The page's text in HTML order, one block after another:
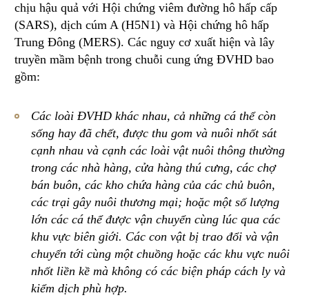
chịu hậu quả với Hội chứng viêm đường hô hấp cấp
(SARS), dịch cúm A (H5N1) và Hội chứng hô hấp
Trung Đông (MERS). Các nguy cơ xuất hiện và lây
truyền mầm bệnh trong chuỗi cung ứng ĐVHD bao
gồm:
Các loài ĐVHD khác nhau, cả những cá thể còn
sống hay đã chết, được thu gom và nuôi nhốt sát
cạnh nhau và cạnh các loài vật nuôi thông thường
trong các nhà hàng, cửa hàng thú cưng, các chợ
bán buôn, các kho chứa hàng của các chủ buôn,
các trại gây nuôi thương mại; hoặc một số lượng
lớn các cá thể được vận chuyển cùng lúc qua các
khu vực biên giới. Các con vật bị trao đổi và vận
chuyển tới cùng một chuồng hoặc các khu vực nuôi
nhốt liền kề mà không có các biện pháp cách ly và
kiểm dịch phù hợp.